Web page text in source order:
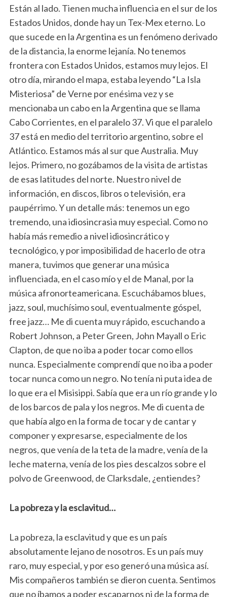
Están al lado. Tienen mucha influencia en el sur de los
Estados Unidos, donde hay un Tex-Mex eterno. Lo
que sucede en la Argentina es un fenómeno derivado
de la distancia, la enorme lejanía. No tenemos
frontera con Estados Unidos, estamos muy lejos. El
otro día, mirando el mapa, estaba leyendo “La Isla
Misteriosa” de Verne por enésima vez y se
mencionaba un cabo en la Argentina que se llama
Cabo Corrientes, en el paralelo 37. Vi que el paralelo
37 está en medio del territorio argentino, sobre el
Atlántico. Estamos más al sur que Australia. Muy
lejos. Primero, no gozábamos de la visita de artistas
de esas latitudes del norte. Nuestro nivel de
información, en discos, libros o televisión, era
paupérrimo. Y un detalle más: tenemos un ego
tremendo, una idiosincrasia muy especial. Como no
había más remedio a nivel idiosincrático y
tecnológico, y por imposibilidad de hacerlo de otra
manera, tuvimos que generar una música
influenciada, en el caso mío y el de Manal, por la
música afronorteamericana. Escuchábamos blues,
jazz, soul, muchísimo soul, eventualmente góspel,
free jazz… Me di cuenta muy rápido, escuchando a
Robert Johnson, a Peter Green, John Mayall o Eric
Clapton, de que no iba a poder tocar como ellos
nunca. Especialmente comprendí que no iba a poder
tocar nunca como un negro. No tenía ni puta idea de
lo que era el Misisippi. Sabía que era un río grande y lo
de los barcos de pala y los negros. Me di cuenta de
que había algo en la forma de tocar y de cantar y
componer y expresarse, especialmente de los
negros, que venía de la teta de la madre, venía de la
leche materna, venía de los pies descalzos sobre el
polvo de Greenwood, de Clarksdale, ¿entiendes?
La pobreza y la esclavitud…
La pobreza, la esclavitud y que es un país
absolutamente lejano de nosotros. Es un país muy
raro, muy especial, y por eso generó una música así.
Mis compañeros también se dieron cuenta. Sentimos
que no íbamos a poder escaparnos ni de la forma de